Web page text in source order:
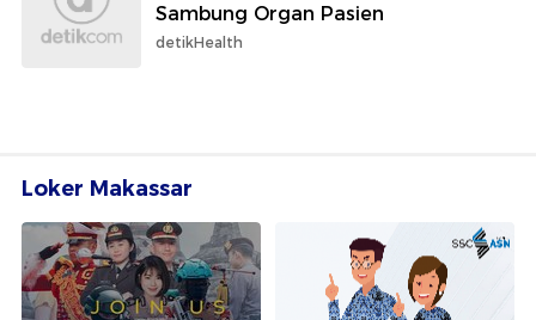
Sambung Organ Pasien
detikHealth
Loker Makassar